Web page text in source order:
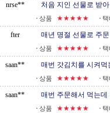
nrse**
처음 지인 선물로 받
상품 ★★★★★ 택
fter
매년 명절 선물로 주
상품 ★★★★★ 택
saan**
매번 갓김치를 시켜먹
상품 ★★★★★ 택
saan**
매번 주문해서 먹는
상품 ★★★★★ 택